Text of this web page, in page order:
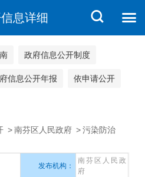
息详细
政府信息公开制度
信息公开年报 依申请公开
> 南芬区人民政府 > 污染防治
发布机构：
南芬区人民政
府